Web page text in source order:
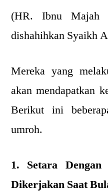
(HR. Ibnu
dishahihkan Syaikh
Mereka yang
akan mendapatkan
Berikut ini
umroh.
1. Setara
Dikerjakan Saat